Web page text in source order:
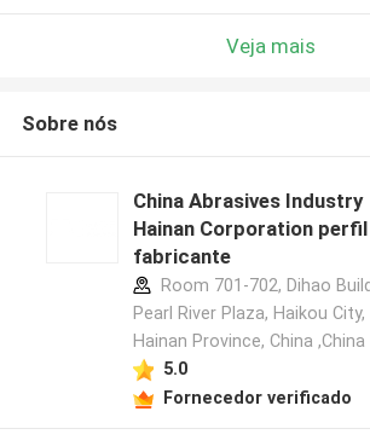
Veja mais
Sobre nós
China Abrasives Industry
Hainan Corporation
fabricante
Room 701-702, Dihao
Pearl River Plaza, Haikou City,
Hainan Province, China ,China
5.0
Fornecedor verificado